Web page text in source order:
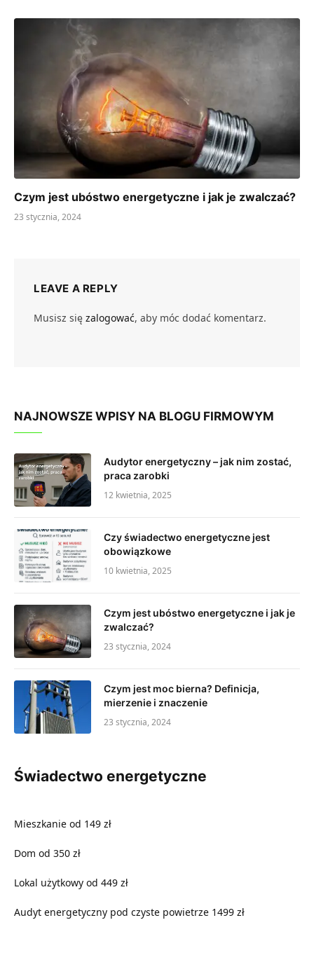
Czym jest ubóstwo energetyczne i jak je zwalczać?
23 stycznia, 2024
LEAVE A REPLY
Musisz się zalogować, aby móc dodać komentarz.
NAJNOWSZE WPISY NA BLOGU FIRMOWYM
Audytor energetyczny – jak nim zostać,
praca zarobki
12 kwietnia, 2025
Czy świadectwo energetyczne jest
obowiązkowe
10 kwietnia, 2025
Czym jest ubóstwo energetyczne i jak je
zwalczać?
23 stycznia, 2024
Czym jest moc bierna? Definicja,
mierzenie i znaczenie
23 stycznia, 2024
Świadectwo energetyczne
Mieszkanie od 149 zł
Dom od 350 zł
Lokal użytkowy od 449 zł
Audyt energetyczny pod czyste powietrze 1499 zł